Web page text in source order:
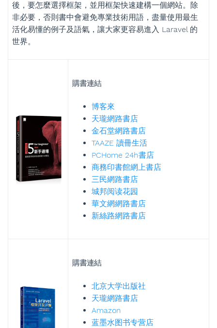
後，要怎麼選擇框架，並用框架快速建構一個網站。除
非必要，否則書中會避免專業技術用語，盡量使用最生
活化易懂的例子及語氣，讓大家更容易進入 Laravel 的
世界。
購書連結
博客來
天瓏網路書店
金石堂網路書店
TAAZE 讀冊生活
PCHome 24h書店
商務印書館網上書店
三民網路書店
城邦阅读花园
華文網網路書店
新絲路網路書店
購書連結
北京大学出版社
天瓏網路書店
Amazon
蓝墨水图书专营店